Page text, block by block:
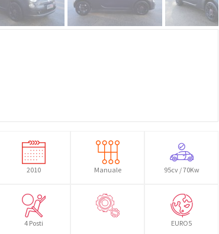
2010 Manuale 95cv / 70Kw
4 Posti EURO5